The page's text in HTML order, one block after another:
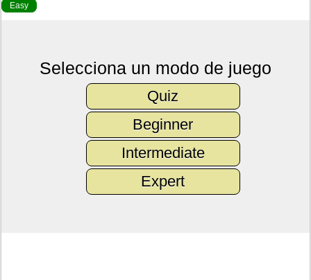
Easy
Selecciona un modo de juego
Quiz
Beginner
Intermediate
Expert